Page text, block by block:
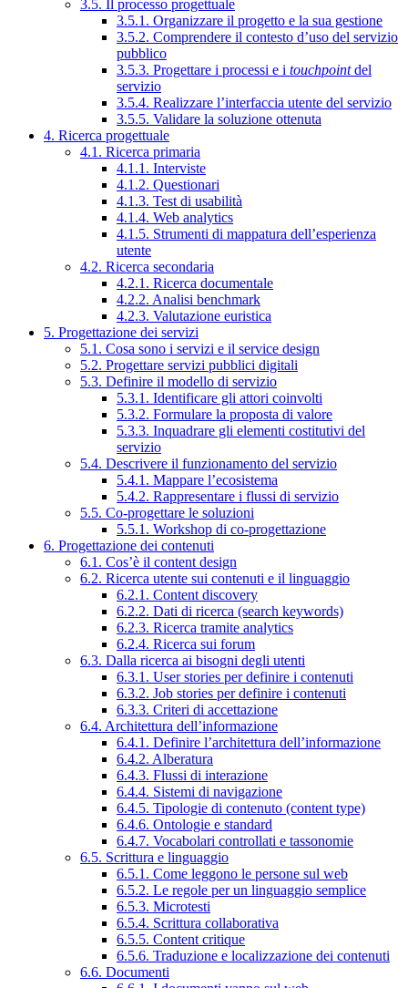
3.5. Il processo progettuale
3.5.1. Organizzare il progetto e la sua gestione
3.5.2. Comprendere il contesto d’uso del servizio
pubblico
3.5.3. Progettare i processi e i touchpointdel
servizio
3.5.4. Realizzare l’interfaccia utente del servizio
3.5.5. Validare la soluzione ottenuta
4. Ricerca progettuale
4.1. Ricerca primaria
4.1.1. Interviste
4.1.2. Questionari
4.1.3. Test di usabilità
4.1.4. Web analytics
4.1.5. Strumenti di mappatura dell’esperienza
utente
4.2. Ricerca secondaria
4.2.1. Ricerca documentale
4.2.2. Analisi benchmark
4.2.3. Valutazione euristica
5. Progettazione dei servizi
5.1. Cosa sono i servizi e il service design
5.2. Progettare servizi pubblici digitali
5.3. Definire il modello di servizio
5.3.1. Identificare gli attori coinvolti
5.3.2. Formulare la proposta di valore
5.3.3. Inquadrare gli elementi costitutivi del
servizio
5.4. Descrivere il funzionamento del servizio
5.4.1. Mappare l’ecosistema
5.4.2. Rappresentare i flussi di servizio
5.5. Co-progettare le soluzioni
5.5.1. Workshop di co-progettazione
6. Progettazione dei contenuti
6.1. Cos’è il content design
6.2. Ricerca utente sui contenuti e il linguaggio
6.2.1. Content discovery
6.2.2. Dati di ricerca (search keywords)
6.2.3. Ricerca tramite analytics
6.2.4. Ricerca sui forum
6.3. Dalla ricerca ai bisogni degli utenti
6.3.1. User stories per definire i contenuti
6.3.2. Job stories per definire i contenuti
6.3.3. Criteri di accettazione
6.4. Architettura dell’informazione
6.4.1. Definire l’architettura dell’informazione
6.4.2. Alberatura
6.4.3. Flussi di interazione
6.4.4. Sistemi di navigazione
6.4.5. Tipologie di contenuto (content type)
6.4.6. Ontologie e standard
6.4.7. Vocabolari controllati e tassonomie
6.5. Scrittura e linguaggio
6.5.1. Come leggono le persone sul web
6.5.2. Le regole per un linguaggio semplice
6.5.3. Microtesti
6.5.4. Scrittura collaborativa
6.5.5. Content critique
6.5.6. Traduzione e localizzazione dei contenuti
6.6. Documenti